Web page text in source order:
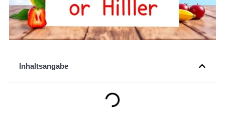
Inhaltsangabe